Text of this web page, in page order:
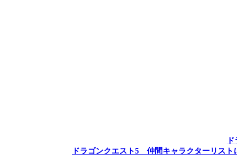
ドラゴンクエスト5 仲間キャラクターリスト